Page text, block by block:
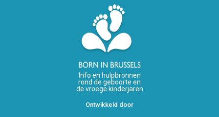
Info en hulpbronnen
rond de geboorte en
de vroege kinderjaren
Ontwikkeld door